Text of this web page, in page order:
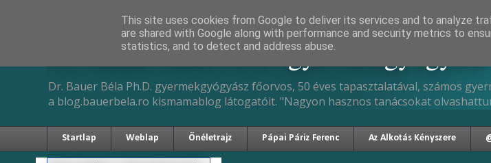
Dr. Bauer Béla Ph.D. gyermekgyógyász
Dr. Bauer Béla Ph.D. gyermekgyógyász főorvos, 50 éves tapasztalatával, számos
a blog.bauerbela.ro kismamablog látogatóit. "Nagyon hasznos tanácsokat
Startlap Weblap Önéletrajz Pápai Páriz Ferenc Az Alkotás Kényszere
This site uses cookies from Google to deliver its services and to analyze
are shared with Google along with performance and security metrics to
statistics, and to detect and address abuse.